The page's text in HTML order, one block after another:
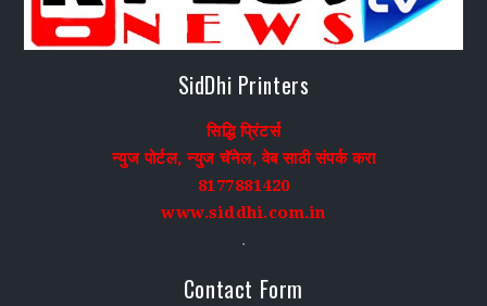
SidDhi Printers
सिद्धि प्रिंटर्स
न्युज पोर्टल, न्युज चॅनेल, वेब साठी संपर्क करा
8177881420
www.siddhi.com.in
.
Contact Form